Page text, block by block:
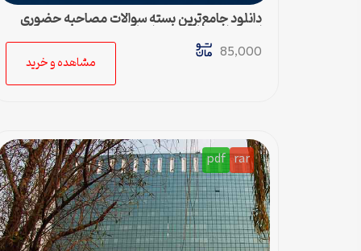
دانلود جامع‌ترین بسته سوالات مصاحبه حضوری
استخدامی ها (به همراه پاسخ تشریحی)
85,000
مشاهده و خرید
rar
pdf